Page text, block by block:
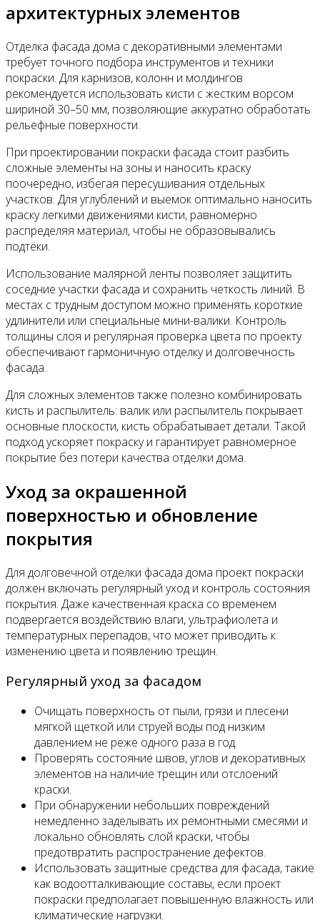
архитектурных элементов
Отделка фасада дома с декоративными элементами
требует точного подбора инструментов и техники
покраски. Для карнизов, колонн и молдингов
рекомендуется использовать кисти с жестким ворсом
шириной 30–50 мм, позволяющие аккуратно обработать
рельефные поверхности.
При проектировании покраски фасада стоит разбить
сложные элементы на зоны и наносить краску
поочередно, избегая пересушивания отдельных
участков. Для углублений и выемок оптимально наносить
краску легкими движениями кисти, равномерно
распределяя материал, чтобы не образовывались
подтёки.
Использование малярной ленты позволяет защитить
соседние участки фасада и сохранить четкость линий. В
местах с трудным доступом можно применять короткие
удлинители или специальные мини-валики. Контроль
толщины слоя и регулярная проверка цвета по проекту
обеспечивают гармоничную отделку и долговечность
фасада.
Для сложных элементов также полезно комбинировать
кисть и распылитель: валик или распылитель покрывает
основные плоскости, кисть обрабатывает детали. Такой
подход ускоряет покраску и гарантирует равномерное
покрытие без потери качества отделки дома.
Уход за окрашенной
поверхностью и обновление
покрытия
Для долговечной отделки фасада дома проект покраски
должен включать регулярный уход и контроль состояния
покрытия. Даже качественная краска со временем
подвергается воздействию влаги, ультрафиолета и
температурных перепадов, что может приводить к
изменению цвета и появлению трещин.
Регулярный уход за фасадом
Очищать поверхность от пыли, грязи и плесени
мягкой щеткой или струей воды под низким
давлением не реже одного раза в год.
Проверять состояние швов, углов и декоративных
элементов на наличие трещин или отслоений
краски.
При обнаружении небольших повреждений
немедленно заделывать их ремонтными смесями и
локально обновлять слой краски, чтобы
предотвратить распространение дефектов.
Использовать защитные средства для фасада, такие
как водоотталкивающие составы, если проект
покраски предполагает повышенную влажность или
климатические нагрузки.